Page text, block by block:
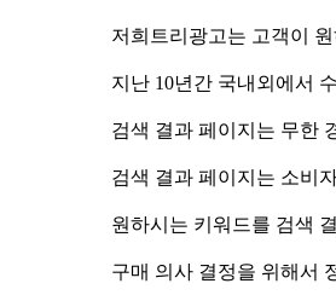
저희트리광고는 고객이
지난 10년간 국내외에서
검색 결과 페이지는 무한
검색 결과 페이지는 소비
원하시는 키워드를 검색
구매 의사 결정을 위해서